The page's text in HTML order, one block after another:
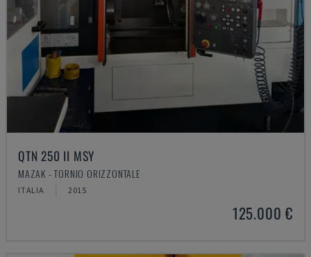
QTN 250 II MSY
MAZAK - TORNIO ORIZZONTALE
ITALIA 2015
125.000 €